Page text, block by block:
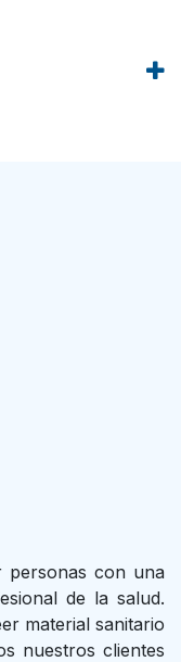
personas con una
de la salud.
material sanitario
nuestros clientes